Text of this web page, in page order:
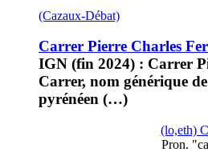
(Cazaux-Débat)
Carrer Pierre Charles
IGN (fin 2024) : Carrer
Carrer, nom générique
pyrénéen (…)
(lo,eth)
Pron.